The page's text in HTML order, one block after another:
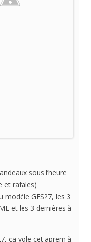
sous l’heure
et rafales)
modèle GFS27, les 3
et les 3 dernières à
ça vole cet aprem à